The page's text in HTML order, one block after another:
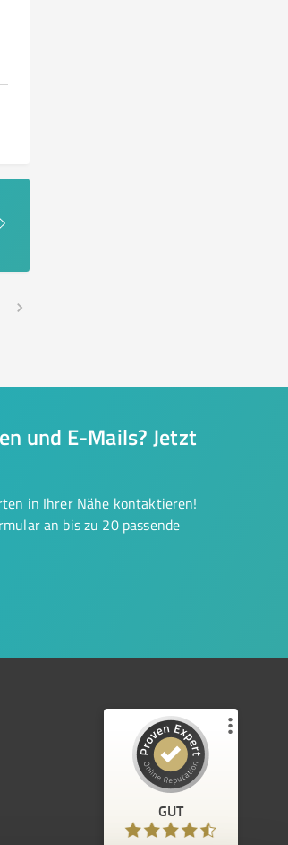
und E-Mails? Jetzt
in Ihrer Nähe kontaktieren!
an bis zu 20 passende
GUT
Kundenbewertungen und Erfahrungen zu
ProvenExpert.com
97
%
Empfehlungen auf